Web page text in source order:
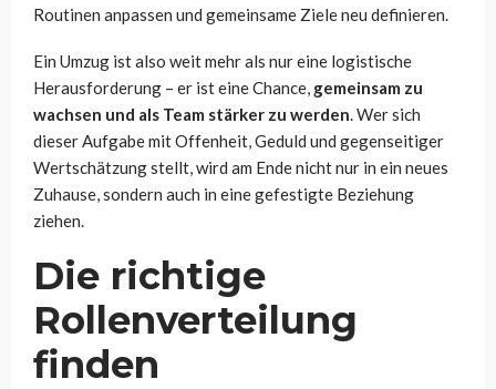
Routinen anpassen und gemeinsame Ziele neu definieren.
Ein Umzug ist also weit mehr als nur eine logistische
Herausforderung – er ist eine Chance, gemeinsam zu
wachsen und als Team stärker zu werden. Wer sich
dieser Aufgabe mit Offenheit, Geduld und gegenseitiger
Wertschätzung stellt, wird am Ende nicht nur in ein neues
Zuhause, sondern auch in eine gefestigte Beziehung
ziehen.
Die richtige
Rollenverteilung
finden